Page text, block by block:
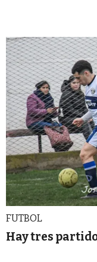
FUTBOL
Hay tres